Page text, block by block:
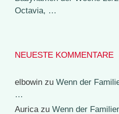
Octavia, …
NEUESTE KOMMENTARE
elbowin zu Wenn der
…
Auricazu Wenn der